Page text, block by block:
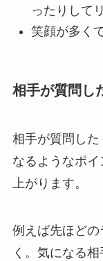
ったりして
笑顔が多く
相手が質問し
相手が質問した
なるようなポ
上がります。
例えば先ほど
く。気になる